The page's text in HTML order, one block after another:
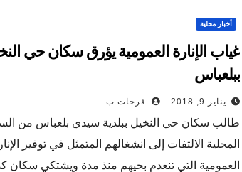
أخبار محلية
غياب الإنارة العمومية يؤرق سكان حي
ببلعباس
يناير 9, 2018 فرحات.ب
طالب سكان حي النخيل ببلدية سيدي بلعباس من
المحلية الالتفات إلى انشغالهم المتمثل في توفير
العمومية التي تنعدم بحيهم منذ مدة ويشتكي سكان